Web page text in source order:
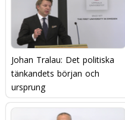
Johan Tralau: Det politiska
tänkandets början och
ursprung